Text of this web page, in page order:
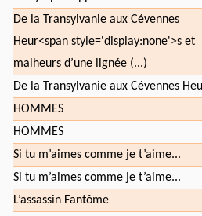
De la Transylvanie aux Cévennes
Heur<span style='display:none'>s et
malheurs d’une lignée (...)
De la Transylvanie aux Cévennes
HOMMES
HOMMES
Si tu m’aimes comme je t’aime...
Si tu m’aimes comme je t’aime...
L’assassin Fantôme